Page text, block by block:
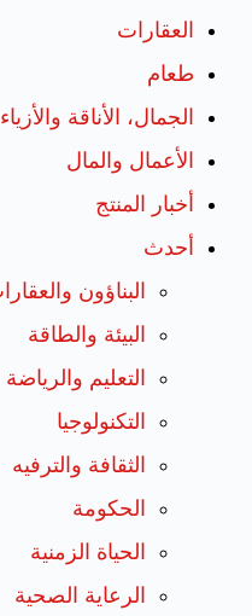
العقارات
طعام
الجمال، الأناقة والأزياء
الأعمال والمال
أخبار المنتج
أحدث
البناؤون
البيئة والطاقة
التعليم والرياضة
التكنولوجيا
الثقافة والترفيه
الحكومة
الحياة الزمنية
الرعاية الصحية